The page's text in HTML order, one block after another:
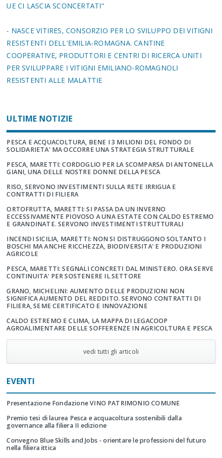
UE CI LASCIA SCONCERTATI"
- NASCE VITIRES, CONSORZIO PER LO SVILUPPO DEI VITIGNI
RESISTENTI DELL'EMILIA-ROMAGNA. CANTINE
COOPERATIVE, PRODUTTORI E CENTRI DI RICERCA UNITI
PER SVILUPPARE I VITIGNI EMILIANO-ROMAGNOLI
RESISTENTI ALLE MALATTIE
ULTIME NOTIZIE
PESCA E ACQUACOLTURA, BENE I 3 MILIONI DEL FONDO DI
SOLIDARIETA' MA OCCORRE UNA STRATEGIA STRUTTURALE
PESCA, MARETTI: CORDOGLIO PER LA SCOMPARSA DI ANTONELLA
GIANI, UNA DELLE NOSTRE DONNE DELLA PESCA
RISO, SERVONO INVESTIMENTI SULLA RETE IRRIGUA E
CONTRATTI DI FILIERA
ORTOFRUTTA, MARETTI: SI PASSA DA UN INVERNO
ECCESSIVAMENTE PIOVOSO A UNA ESTATE CON CALDO ESTREMO
E GRANDINATE. SERVONO INVESTIMENTI STRUTTURALI
INCENDI SICILIA, MARETTI: NON SI DISTRUGGONO SOLTANTO I
BOSCHI MA ANCHE RICCHEZZA, BIODIVERSITA' E PRODUZIONI
AGRICOLE
PESCA, MARETTI: SEGNALI CONCRETI DAL MINISTERO. ORA SERVE
CONTINUITA' PER SOSTENERE IL SETTORE
GRANO, MICHELINI: AUMENTO DELLE PRODUZIONI NON
SIGNIFICA AUMENTO DEL REDDITO. SERVONO CONTRATTI DI
FILIERA, SEME CERTIFICATO E INNOVAZIONE
CALDO ESTREMO E CLIMA, LA MAPPA DI LEGACOOP
AGROALIMENTARE DELLE SOFFERENZE IN AGRICOLTURA E PESCA
vedi tutti gli articoli
EVENTI
Presentazione Fondazione VINO PATRIMONIO COMUNE
Premio tesi di laurea Pesca e acquacoltura sostenibili dalla
governance alla filiera II edizione
Convegno Blue Skills and Jobs - orientare le professioni del futuro
nella filiera ittica